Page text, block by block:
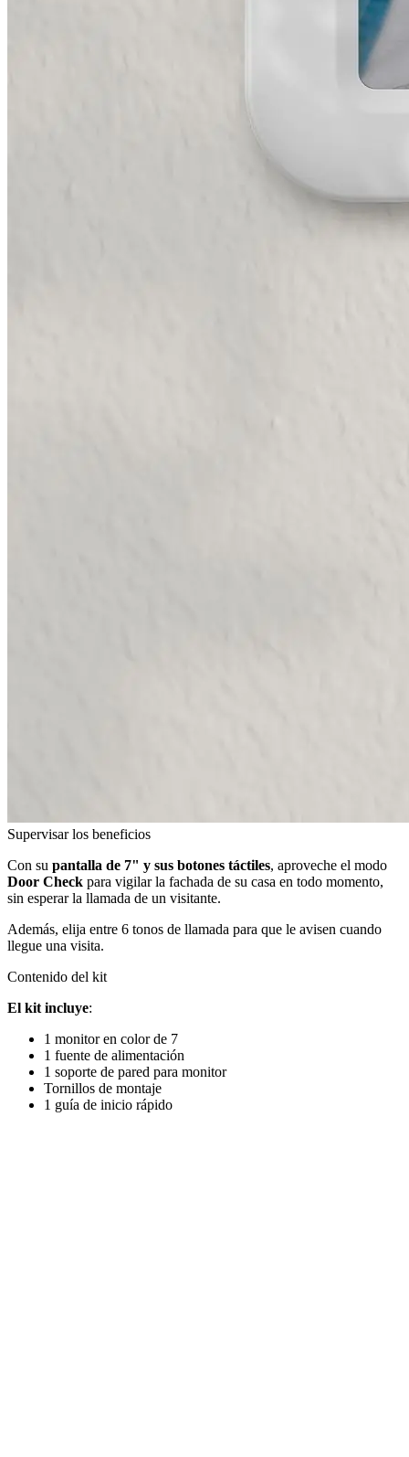
Supervisar los beneficios
Con su pantalla de 7" y sus botones táctiles, aproveche el modo
Door Check para vigilar la fachada de su casa en todo momento,
sin esperar la llamada de un visitante.
Además, elija entre 6 tonos de llamada para que le avisen cuando
llegue una visita.
Contenido del kit
El kit incluye:
1 monitor en color de 7
1 fuente de alimentación
1 soporte de pared para monitor
Tornillos de montaje
1 guía de inicio rápido